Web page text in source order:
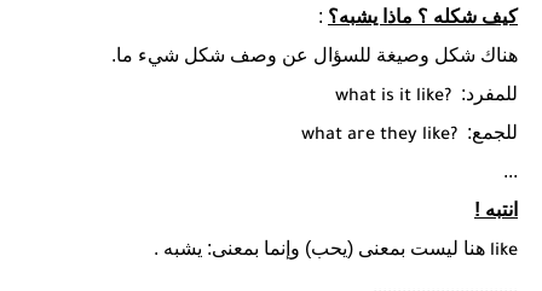
كيف شكله ؟ ماذا يشبه؟ :
هناك شكل وصيغة للسؤال عن وصف شكل شيء ما.
للمفرد: what is it like?
للجمع: what are they like?
...
انتبه !
like هنا ليست بمعنى (يحب) وإنما بمعنى: يشبه .
..............................